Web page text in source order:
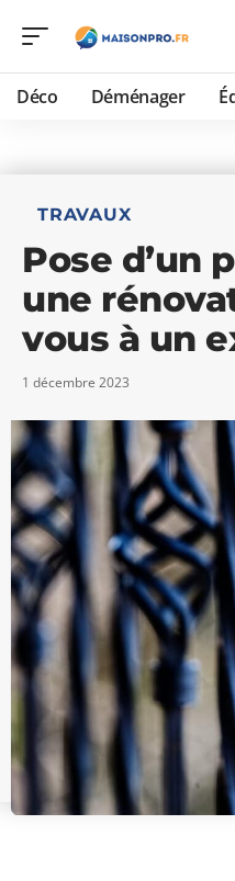
Déco Déménager
TRAVAUX
Pose d’un
une
vous à un
1 décembre 2023